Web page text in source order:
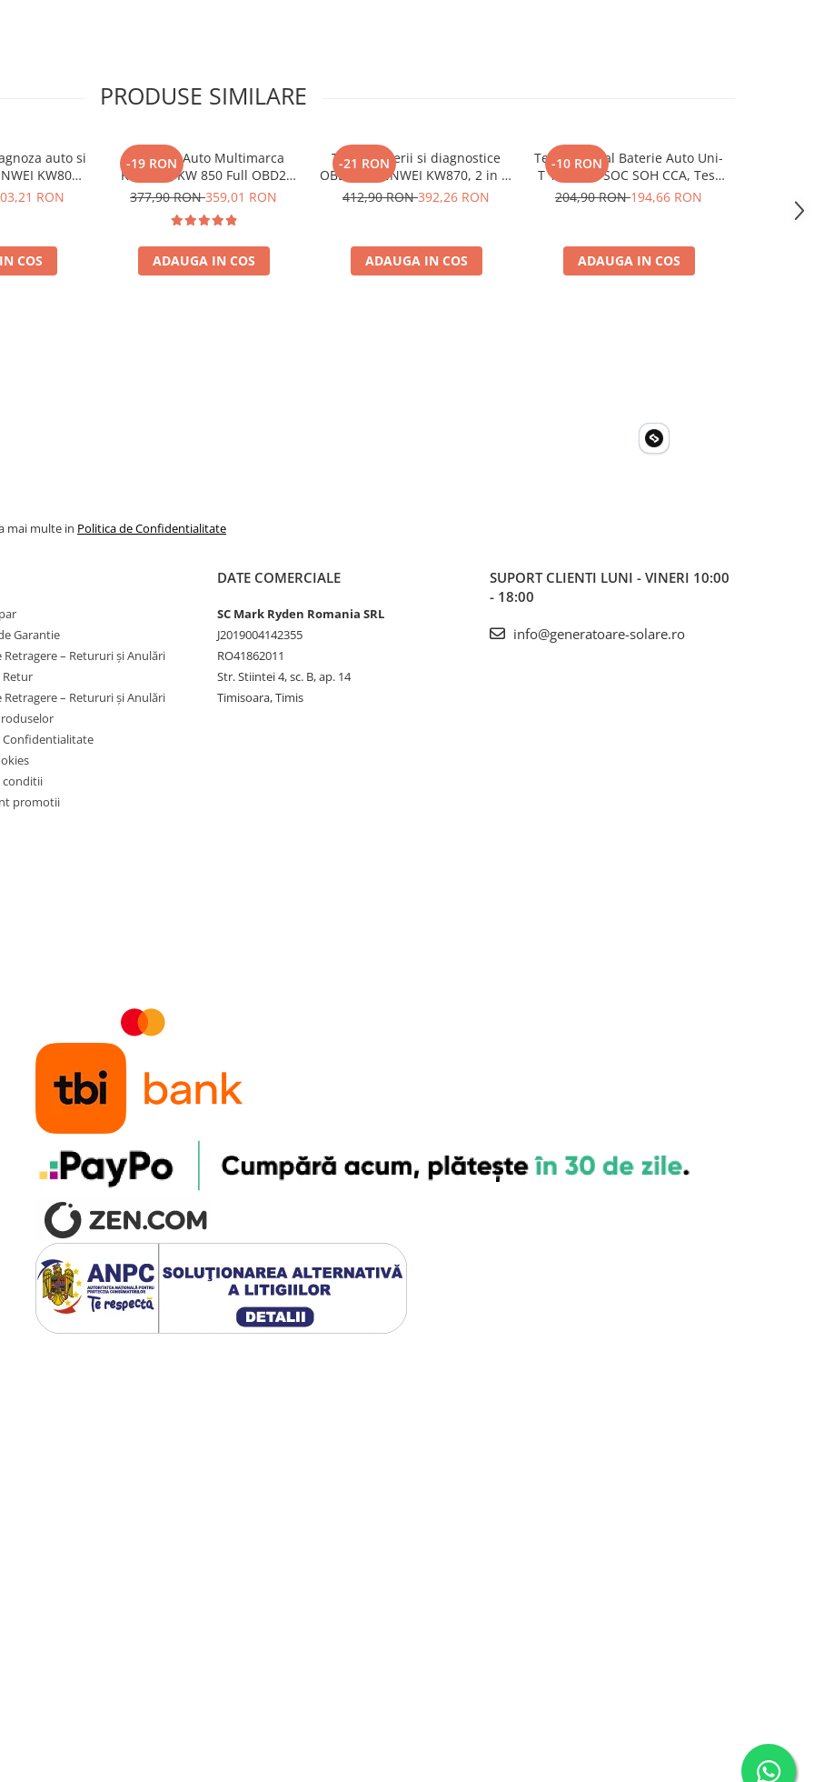
PRODUSE SIMILARE
auto si
KW808
1996
RON
COS
-19 RON
Diagnoza Auto Multimarca
Konnwei KW 850 Full OBD2
Tester Auto Dedicat BMW Mini
Diagnostic Scanner ABS ESP
SRS Transmisie Motor Toate
Marcile Dupa 1996
377,90 RON359,01 RON
ADAUGA IN COS
-21 RON
Tester baterii si diagnostice
OBD II KONNWEI KW870, 2 in 1,
pentru masini 12V, functii
412,90 RON392,26 RON
ADAUGA IN COS
-10 RON
Tester Digital Baterie Auto Uni-
T 12V 24V, SOC SOH CCA, Test
Alternator, SAE DIN IEC EN JIS
204,90 RON194,66 RON
ADAUGA IN COS
mai multe in Politica de Confidentialitate
Garantie
Retragere – Retururi și Anulări
Retur
Retragere – Retururi și Anulări
Confidentialitate
conditii
promotii
DATE COMERCIALE
SC Mark Ryden Romania SRL
J2019004142355
RO41862011
Str. Stiintei 4, sc. B, ap. 14
Timisoara, Timis
SUPORT CLIENTI LUNI - VINERI 10:00
- 18:00
info@generatoare-solare.ro